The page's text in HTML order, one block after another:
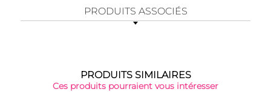
PRODUITS ASSOCIÉS
PRODUITS SIMILAIRES
Ces produits pourraient vous intéresser